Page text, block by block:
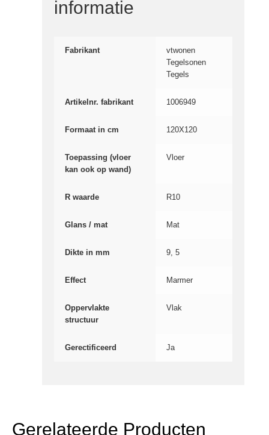
informatie
Fabrikant
vtwonen
Tegelsonen
Tegels
Artikelnr. fabrikant 1006949
Formaat in cm 120X120
Toepassing (vloer
kan ook op wand)
Vloer
R waarde R10
Glans / mat Mat
Dikte in mm 9, 5
Effect Marmer
Oppervlakte
structuur
Vlak
Gerectificeerd Ja
Gerelateerde Producten